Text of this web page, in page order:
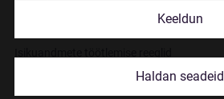
Keeldun
Haldan seadeid